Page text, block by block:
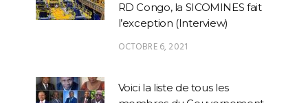
RD Congo, la SICOMINES fait
l’exception (Interview)
OCTOBRE 6, 2021
Voici la liste de tous les